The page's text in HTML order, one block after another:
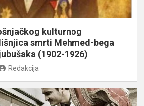
kulturnog
smrti Mehmed-bega
(1902-1926)
Redakcija